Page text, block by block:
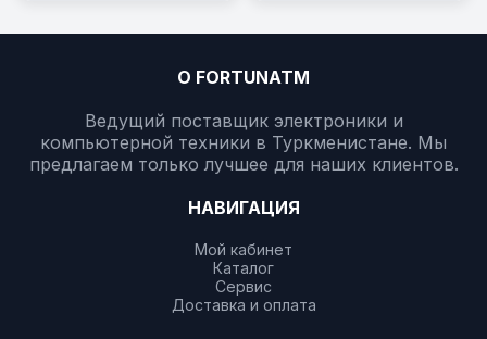
О FORTUNATM
Ведущий поставщик электроники и
компьютерной техники в Туркменистане. Мы
предлагаем только лучшее для наших клиентов.
НАВИГАЦИЯ
Мой кабинет
Каталог
Сервис
Доставка и оплата